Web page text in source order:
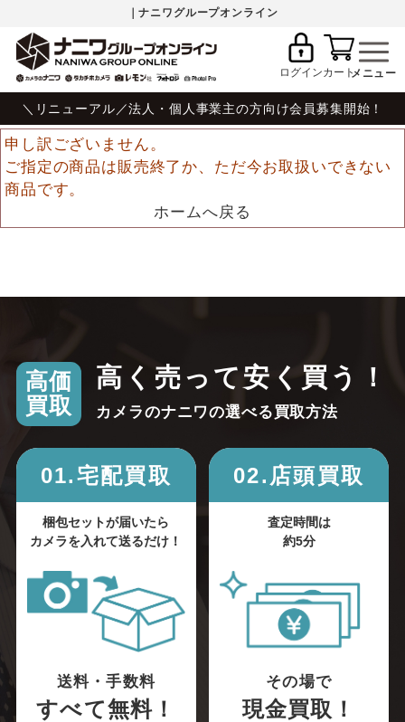
｜ナニワグループオンライン
ログインカート
＼リニューアル／法人・個人事業主の方向け会員募集開始！
申し訳ございません。
ご指定の商品は販売終了か、ただ今お取扱いできない
商品です。
ホームへ戻る
高価
買取
高く売って安く買う！
カメラのナニワの選べる買取方法
01.宅配買取
梱包セットが届いたら
カメラを入れて送るだけ！
送料・手数料
すべて無料！
02.店頭買取
査定時間は
約5分
その場で
現金買取！